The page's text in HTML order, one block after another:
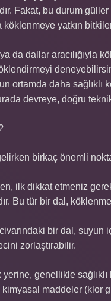
Fakat, bu durum
yatkın
da dallar aracılığıyla
ortamda daha sağlıklı
devreye, doğru
birkaç önemli
ilk dikkat etmeniz
Bu tür bir dal,
bir dal, suyun
zorlaştırabilir.
genellikle
maddeler (klor